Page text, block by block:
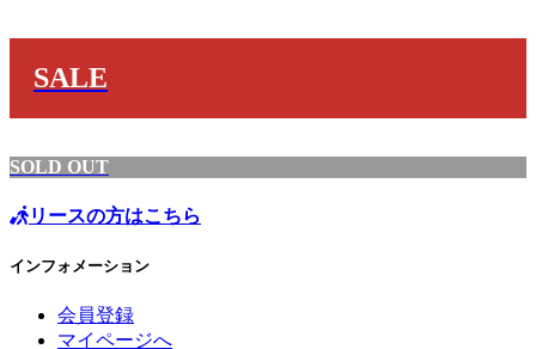
SALE
SOLD OUT
リースの方はこちら
インフォメーション
会員登録
マイページへ